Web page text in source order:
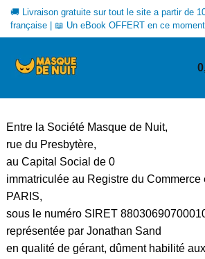
🚚 Livraison gratuite sur tout le site a partir de
française | 📖 Un eBook OFFERT en ce
Aller
au
Entre la Société Masque de Nuit,
rue du Presbytère,
au Capital Social de 0
immatriculée au Registre du Commerce
PARIS,
sous le numéro SIRET
représentée par Jonathan Sand
en qualité de gérant, dûment habilité